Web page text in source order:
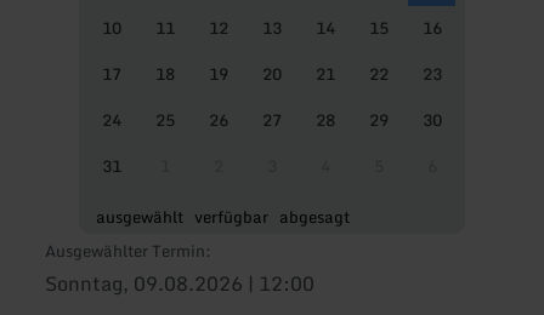
10
11 12 13 14 15
16
17
18 19 20 21 22
23
24
25 26 27 28 29
30
31
ausgewählt verfügbar abgesagt
Ausgewählter Termin:
Sonntag, 09.08.2026 | 12:00